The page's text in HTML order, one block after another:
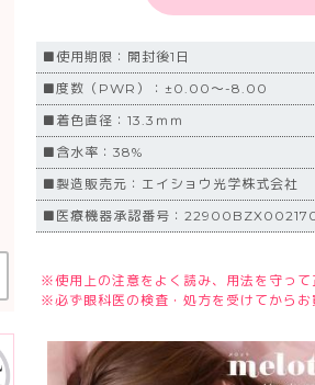
■使用期限：開封後1日
■度数（PWR）：±0.00～-8.00
■着色直径：13.3ｍｍ
■含水率：38%
■製造販売元：エイショウ光学株式会社
■医療機器承認番号：
※使用上の注意をよく読み、用法を守って
※必ず眼科医の検査・処方を受けてからお